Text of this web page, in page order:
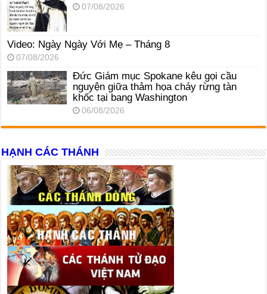
07/08/2026
Video: Ngày Ngày Với Mẹ – Tháng 8
07/08/2026
Đức Giám mục Spokane kêu gọi cầu
nguyện giữa thảm họa cháy rừng tàn
khốc tại bang Washington
06/08/2026
HẠNH CÁC THÁNH